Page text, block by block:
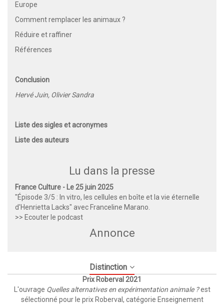
Europe
Comment remplacer les animaux ?
Réduire et raffiner
Références
Conclusion
Hervé Juin, Olivier Sandra
Liste des sigles et acronymes
Liste des auteurs
Lu dans la presse
France Culture - Le 25 juin 2025
"Épisode 3/5 : In vitro, les cellules en boîte et la vie éternelle
d'Henrietta Lacks" avec Franceline Marano.
>> Ecouter le podcast
Annonce
Distinction
Prix Roberval 2021
L'ouvrage Quelles alternatives en expérimentation animale ?est
sélectionné pour le prix Roberval, catégorie Enseignement